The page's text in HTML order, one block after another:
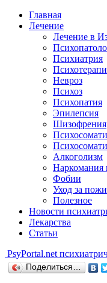
Главная
Лечение
Лечение в
Психиатрия
Невроз
Психоз
Психопатия
Эпилепсия
Шизофрения
Алкоголизм
Наркомания
Фобии
Уход за
Полезное
Новости
Лекарства
Статьи
PsyPortal.net
Поделиться…